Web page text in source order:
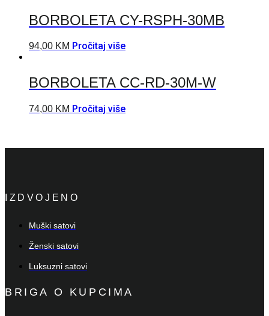
BORBOLETA CY-RSPH-30MB
94,00 KM Pročitaj više
BORBOLETA CC-RD-30M-W
74,00 KM Pročitaj više
IZDVOJENO
Muški satovi
Ženski satovi
Luksuzni satovi
BRIGA O KUPCIMA